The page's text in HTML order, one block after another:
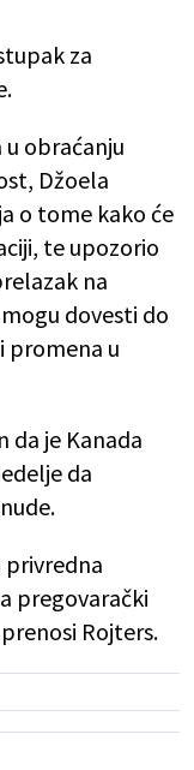
za
u obraćanju
Džoela
o tome kako će
te upozorio
na
dovesti do
promena u
da je Kanada
da
privredna
pregovarački
Rojters.